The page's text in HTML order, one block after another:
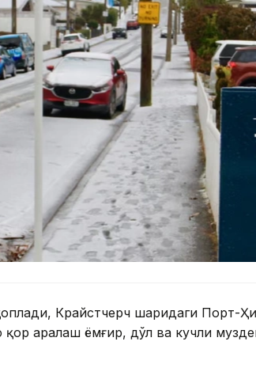
Крайстчерч шаҳридаги Порт-
қор аралаш ёмғир, дўл ва кучли